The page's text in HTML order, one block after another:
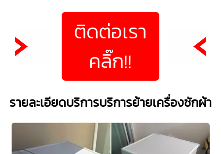
ติดต่อเรา
คลิ๊ก!!
รายละเอียดบริการบริการย้ายเครื่องซักผ้า